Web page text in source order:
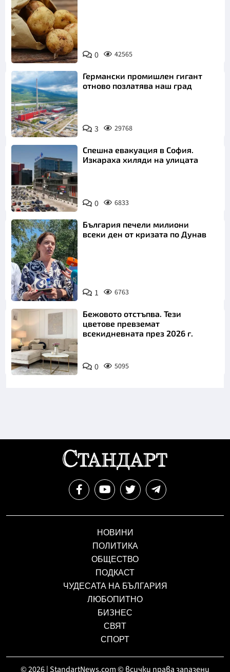
Снимка:
Пиксабей
0 42565
Германски промишлен гигант
отново позлатява наш град
3 29768
Спешна евакуация в София.
Изкараха хиляди на улицата
0 6833
Снимка: БТА
България печели милиони
всеки ден от кризата по Дунав
1 6763
Бежовото отстъпва. Тези
цветове превземат
всекидневната през 2026 г.
0 5095
НОВИНИ
ПОЛИТИКА
ОБЩЕСТВО
ПОДКАСТ
ЧУДЕСАТА НА БЪЛГАРИЯ
ЛЮБОПИТНО
БИЗНЕС
СВЯТ
СПОРТ
© 2026 | StandartNews.com © всички права запазени